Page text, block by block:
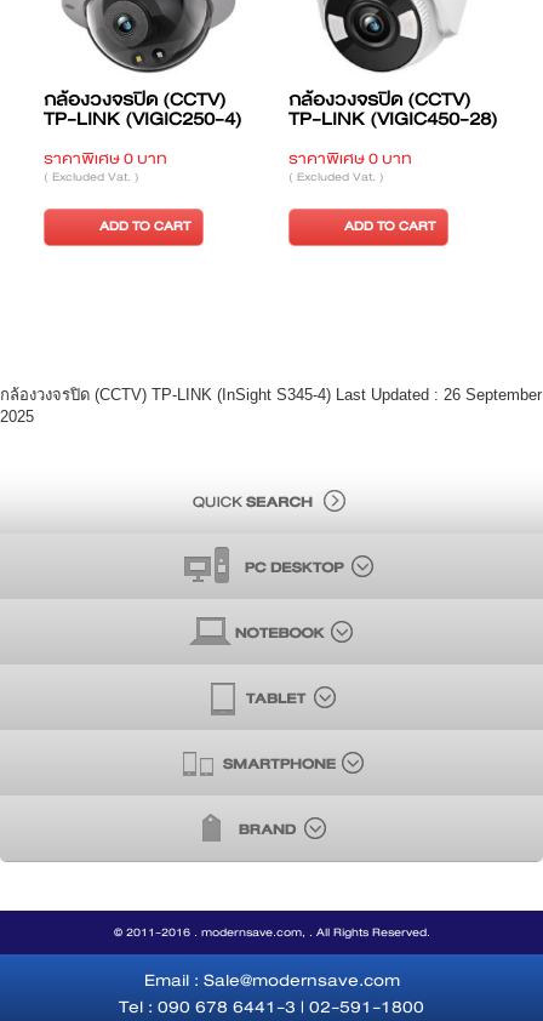
กล้องวงจรปิด (CCTV)
TP-LINK (VIGIC250-4)
ราคาพิเศษ 0 บาท
( Excluded Vat. )
ADD TO CART
กล้องวงจรปิด (CCTV)
TP-LINK (VIGIC450-28)
ราคาพิเศษ 0 บาท
( Excluded Vat. )
ADD TO CART
กล้องวงจรปิด (CCTV) TP-LINK (InSight S345-4) Last Updated : 26 September
2025
© 2011-2016 . modernsave.com, . All Rights Reserved.
Email : Sale@modernsave.com
Tel : 090 678 6441-3 | 02-591-1800